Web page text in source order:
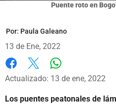
Puente roto en
Por: Paula Galeano
13 de Ene, 2022
Facebook
X
Actualizado: 13 de ene, 2022
Los puentes peatonales de